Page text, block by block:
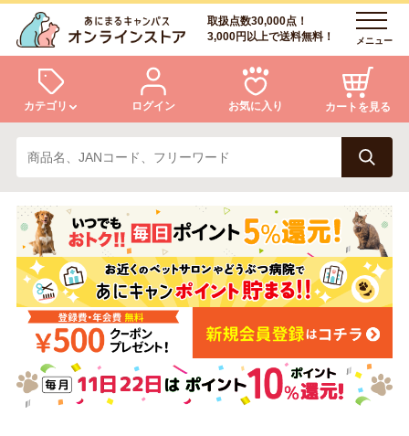
取扱点数30,000点！
3,000円以上で送料無料！
メニュー
カテゴリ
犬 猫
小動物・鳥 アクア・爬虫類・昆虫
ドッグフード キャットフード
美容・ケア用品 服・おさんぽ用品
ログイン お気に入り カートを見る
ログイン
会員登録
あにまるキャンパスについて
アフターサービス
商品リクエスト